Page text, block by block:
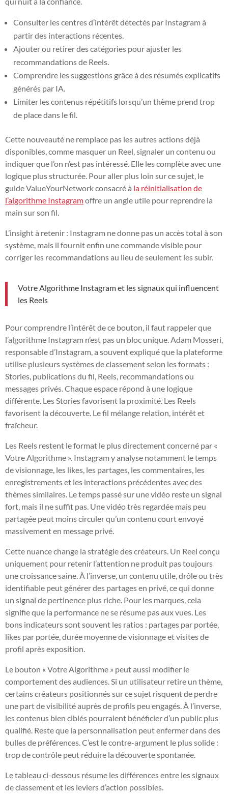
Consulter les centres d’intérêt détectés par Instagram à
partir des interactions récentes.
Ajouter ou retirer des catégories pour ajuster les
recommandations de Reels.
Comprendre les suggestions grâce à des résumés explicatifs
générés par IA.
Limiter les contenus répétitifs lorsqu’un thème prend trop
de place dans le fil.
Cette nouveauté ne remplace pas les autres actions déjà
disponibles, comme masquer un Reel, signaler un contenu ou
indiquer que l’on n’est pas intéressé. Elle les complète avec une
logique plus structurée. Pour aller plus loin sur ce sujet, le
guide ValueYourNetwork consacré à la réinitialisation de
l’algorithme Instagramoffre un angle utile pour reprendre la
main sur son fil.
L’insight à retenir : Instagram ne donne pas un accès total à son
système, mais il fournit enfin une commande visible pour
corriger les recommandations au lieu de seulement les subir.
Votre Algorithme Instagram et les signaux qui influencent
les Reels
Pour comprendre l’intérêt de ce bouton, il faut rappeler que
l’algorithme Instagram n’est pas un bloc unique. Adam Mosseri,
responsable d’Instagram, a souvent expliqué que la plateforme
utilise plusieurs systèmes de classement selon les formats :
Stories, publications du fil, Reels, recommandations ou
messages privés. Chaque espace répond à une logique
différente. Les Stories favorisent la proximité. Les Reels
favorisent la découverte. Le fil mélange relation, intérêt et
fraîcheur.
Les Reels restent le format le plus directement concerné par «
Votre Algorithme ». Instagram y analyse notamment le temps
de visionnage, les likes, les partages, les commentaires, les
enregistrements et les interactions précédentes avec des
thèmes similaires. Le temps passé sur une vidéo reste un signal
fort, mais il ne suffit pas. Une vidéo très regardée mais peu
partagée peut moins circuler qu’un contenu court envoyé
massivement en message privé.
Cette nuance change la stratégie des créateurs. Un Reel conçu
uniquement pour retenir l’attention ne produit pas toujours
une croissance saine. À l’inverse, un contenu utile, drôle ou très
identifiable peut générer des partages en privé, ce qui donne
un signal de pertinence plus riche. Pour les marques, cela
signifie que la performance ne se résume pas aux vues. Les
bons indicateurs sont souvent les ratios : partages par portée,
likes par portée, durée moyenne de visionnage et visites de
profil après exposition.
Le bouton « Votre Algorithme » peut aussi modifier le
comportement des audiences. Si un utilisateur retire un thème,
certains créateurs positionnés sur ce sujet risquent de perdre
une part de visibilité auprès de profils peu engagés. À l’inverse,
les contenus bien ciblés pourraient bénéficier d’un public plus
qualifié. Reste que la personnalisation peut enfermer dans des
bulles de préférences. C’est le contre-argument le plus solide :
trop de contrôle peut réduire la découverte spontanée.
Le tableau ci-dessous résume les différences entre les signaux
de classement et les leviers d’action possibles.